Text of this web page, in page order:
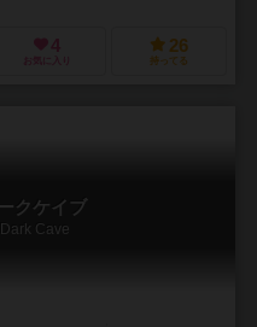
4
お気に入り
26
持ってる
クケイブ
Cave